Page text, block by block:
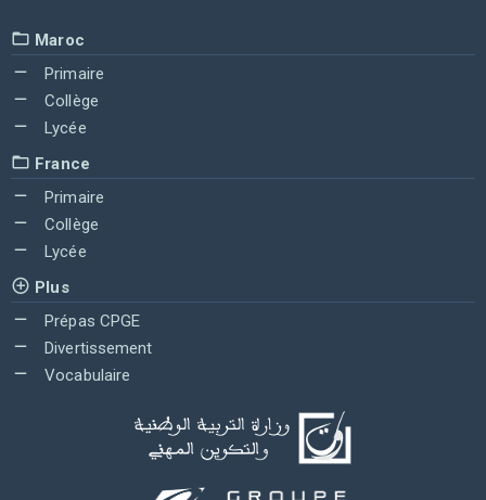
Maroc
Primaire
Collège
Lycée
France
Primaire
Collège
Lycée
Plus
Prépas CPGE
Divertissement
Vocabulaire